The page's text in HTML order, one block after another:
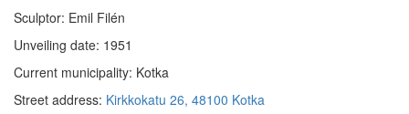
Sculptor: Emil Filén
Unveiling date: 1951
Current municipality: Kotka
Street address: Kirkkokatu 26, 48100 Kotka